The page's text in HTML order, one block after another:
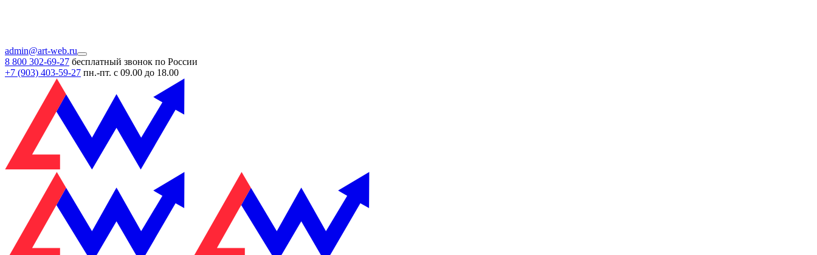
admin@art-web.ru
8 800 302-69-27 бесплатный звонок по России
+7 (903) 403-59-27 пн.-пт. с 09.00 до 18.00